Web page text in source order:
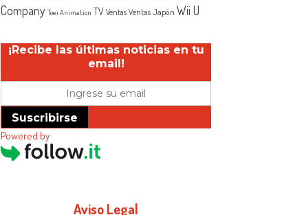
Company Toei Animation TV Ventas Ventas Japón Wii U
¡Recibe las últimas noticias en tu
email!
Suscribirse
Powered by
Aviso Legal